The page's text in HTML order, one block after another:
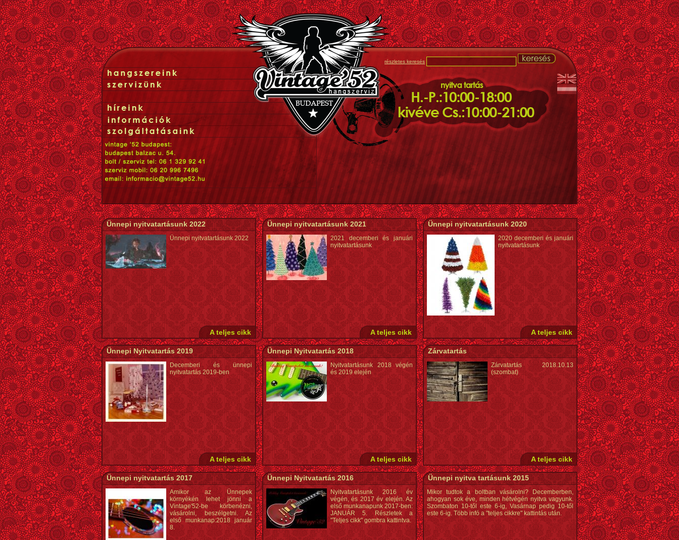
részletes keresés
Ünnepi nyitvatartásunk 2022
Ünnepi nyitvatartásunk 2022
A teljes cikk
Ünnepi nyitvatartásunk 2021
2021 decemberi és januári
nyitvatartásunk
A teljes cikk
Ünnepi nyitvatartásunk 2020
2020 decemberi és januári
nyitvatartásunk
A teljes cikk
Ünnepi Nyitvatartás 2019
Decemberi és ünnepi
nyitvatartás 2019-ben
A teljes cikk
Ünnepi Nyitvatartás 2018
Nyitvatartásunk 2018 végén
és 2019 elején
A teljes cikk
Zárvatartás
Zárvatartás 2018.10.13
(szombat)
A teljes cikk
Ünnepi nyitvatartás 2017
Amikor az Ünnepek
környékén lehet jönni a
Vintage'52-be körbenézni,
vásárolni, beszélgetni. Az
első munkanap:2018 január
8.
Ünnepi Nyitvatartás 2016
Nyitvatartásunk 2016 év
végén, és 2017 év elején. Az
első munkanapunk 2017-ben:
JANUÁR 5. Részletek a
"Teljes cikk" gombra kattintva.
Ünnepi nyitva tartásunk 2015
Mikor tudtok a boltban vásárolni? Decemberben,
ahogyan sok éve, minden hétvégén nyitva vagyunk.
Szombaton 10-től este 6-ig, Vasárnap pedig 10-től
este 6-ig. Több infó a "teljes cikkre" kattintás után.